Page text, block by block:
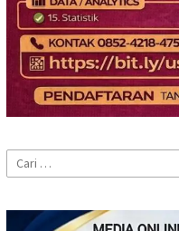
Cari
untuk: